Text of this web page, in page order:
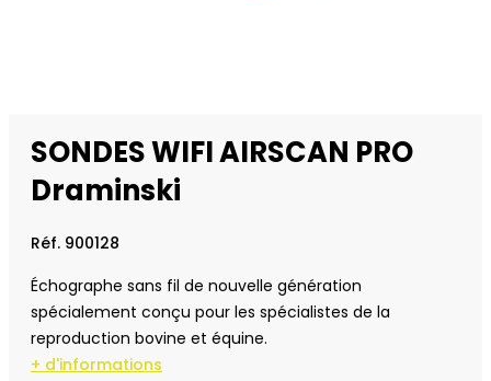
SONDES WIFI AIRSCAN PRO
Draminski
Réf. 900128
Échographe sans fil de nouvelle génération
spécialement conçu pour les spécialistes de la
reproduction bovine et équine.
+ d'informations